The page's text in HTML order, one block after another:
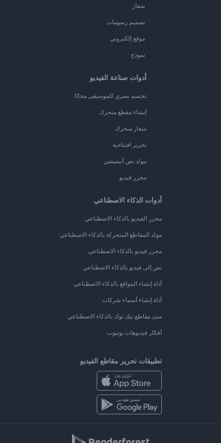
شعار
تصميم رسومات
موقع إلكتروني
نموذج
أدوات صناعة الفيديو
تجسيد بصري للموسيقى مجانًا
إنشاء مقطع متحرك
شعار متحرك
تحرير افتتاحية
مولد نص أنيميشن
محرر فيديو
أدوات الذكاء الاصطناعي
محرر الفيديو بالذكاء الاصطناعي
مولد المقاطع المتحركة بالذكاء الاصطناعي
محرر فيديو بالذكاء الاصطناعي
نص إلى فيديو بالذكاء الاصطناعي
أداة إنشاء المواقع بالذكاء الاصطناعي
أداة إنشاء أسماء شركات
منئ مقاطع تيك توك بالذكاء الاصطناعي
أفكار فيديوهات يوتيوب
تطبيقات تحرير مقاطع الفيديو